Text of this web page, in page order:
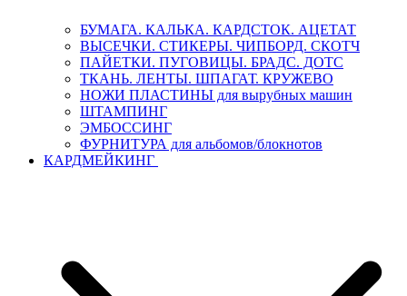
БУМАГА. КАЛЬКА. КАРДСТОК. АЦЕТАТ
ВЫСЕЧКИ. СТИКЕРЫ. ЧИПБОРД. СКОТЧ
ПАЙЕТКИ. ПУГОВИЦЫ. БРАДС. ДОТС
ТКАНЬ. ЛЕНТЫ. ШПАГАТ. КРУЖЕВО
НОЖИ ПЛАСТИНЫ для вырубных машин
ШТАМПИНГ
ЭМБОССИНГ
ФУРНИТУРА для альбомов/блокнотов
КАРДМЕЙКИНГ